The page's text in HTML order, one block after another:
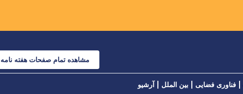
مشاهده تمام صفحات هفته نامه
فناوری فضایی بین الملل آرشیو